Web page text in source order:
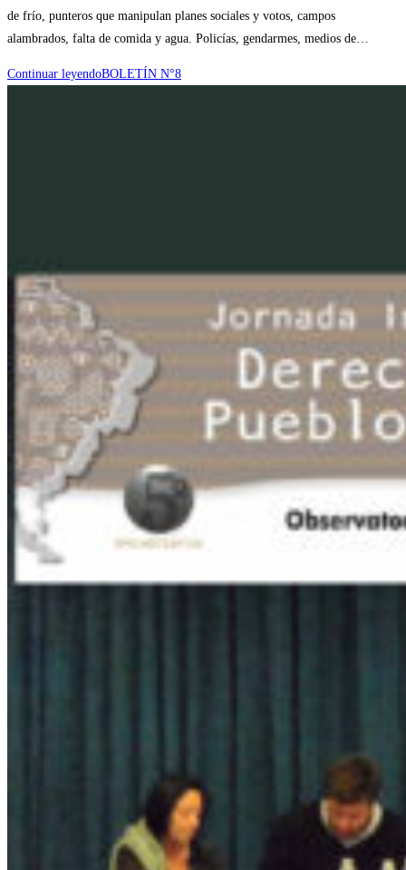
de frío, punteros que manipulan planes sociales y votos, campos
alambrados, falta de comida y agua. Policías, gendarmes, medios de…
Continuar leyendoBOLETÍN N°8